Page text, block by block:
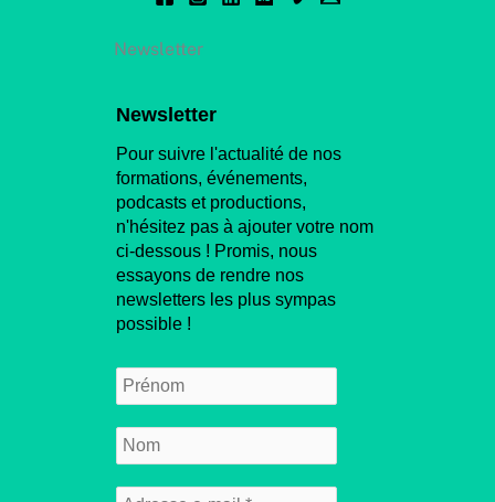
Newsletter
Newsletter
Pour suivre l'actualité de nos
formations, événements,
podcasts et productions,
n'hésitez pas à ajouter votre nom
ci-dessous ! Promis, nous
essayons de rendre nos
newsletters les plus sympas
possible !